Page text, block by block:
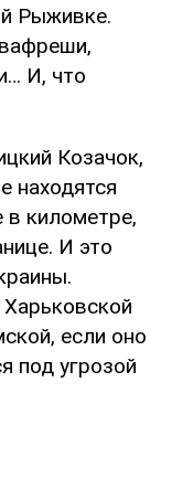
Рыживке.
И, что
Козачок,
находятся
в километре,
И это
если оно
под угрозой